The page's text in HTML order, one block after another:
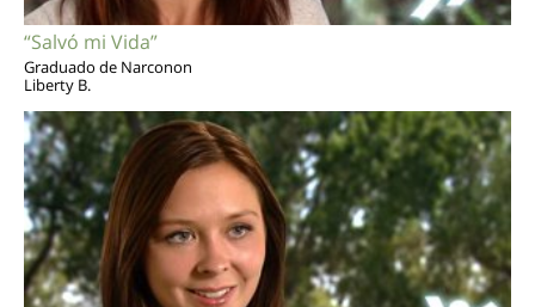
“Salvó mi Vida”
Graduado de Narconon
Liberty B.